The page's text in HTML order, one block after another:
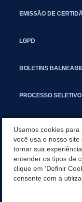
EMISSÃO DE
LGPD
BOLETINS
PROCESSO
MANUAL DE
TURMINHA DO LAGO
Usamos cookies
você usa o nosso
tornar sua
entender os tipos de
clique em 'Definir
consente com a